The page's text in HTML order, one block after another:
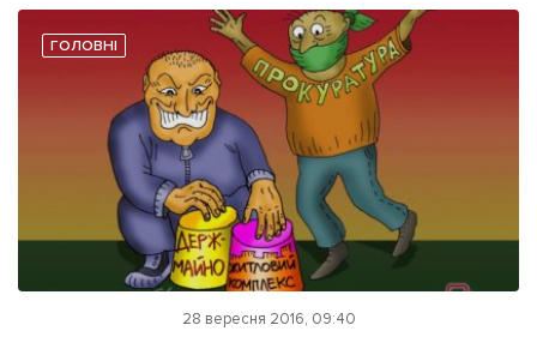
ГОЛОВНІ
28 вересня 2016, 09:40